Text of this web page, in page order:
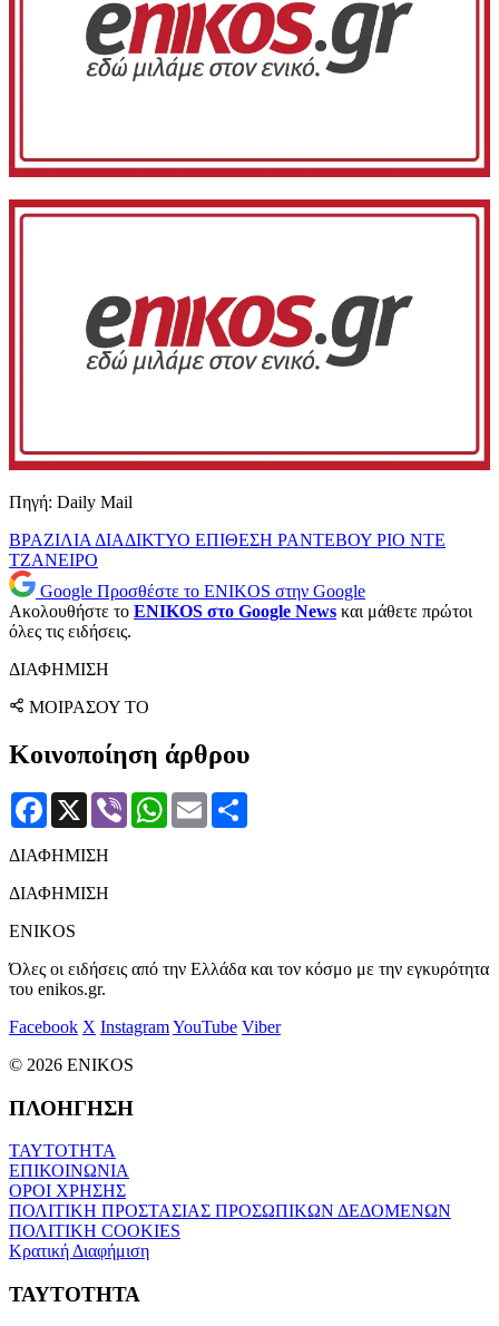
Πηγή: Daily Mail
ΒΡΑΖΙΛΙΑ ΔΙΑΔΙΚΤΥΟ ΕΠΙΘΕΣΗ ΡΑΝΤΕΒΟΥ ΡΙΟ ΝΤΕ
ΤΖΑΝΕΙΡΟ
Google Προσθέστε το ENIKOS στην Google
Ακολουθήστε το ENIKOS στο Google News και μάθετε πρώτοι
όλες τις ειδήσεις.
ΔΙΑΦΗΜΙΣΗ
ΜΟΙΡΑΣΟΥ ΤΟ
Κοινοποίηση άρθρου
Facebook
X Viber WhatsApp
Email
ΔΙΑΦΗΜΙΣΗ
ΔΙΑΦΗΜΙΣΗ
ENIKOS
Όλες οι ειδήσεις από την Ελλάδα και τον κόσμο με την εγκυρότητα
του enikos.gr.
Facebook X InstagramYouTube Viber
© 2026 ENIKOS
ΠΛΟΗΓΗΣΗ
ΤΑΥΤΟΤΗΤΑ
ΕΠΙΚΟΙΝΩΝΙΑ
ΟΡΟΙ ΧΡΗΣΗΣ
ΠΟΛΙΤΙΚΗ ΠΡΟΣΤΑΣΙΑΣ ΠΡΟΣΩΠΙΚΩΝ ΔΕΔΟΜΕΝΩΝ
ΠΟΛΙΤΙΚΗ COOKIES
Κρατική Διαφήμιση
ΤΑΥΤΟΤΗΤΑ